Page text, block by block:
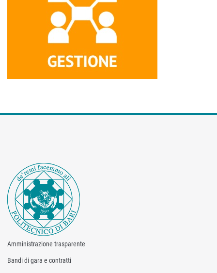
Amministrazione trasparente
Bandi di gara e contratti